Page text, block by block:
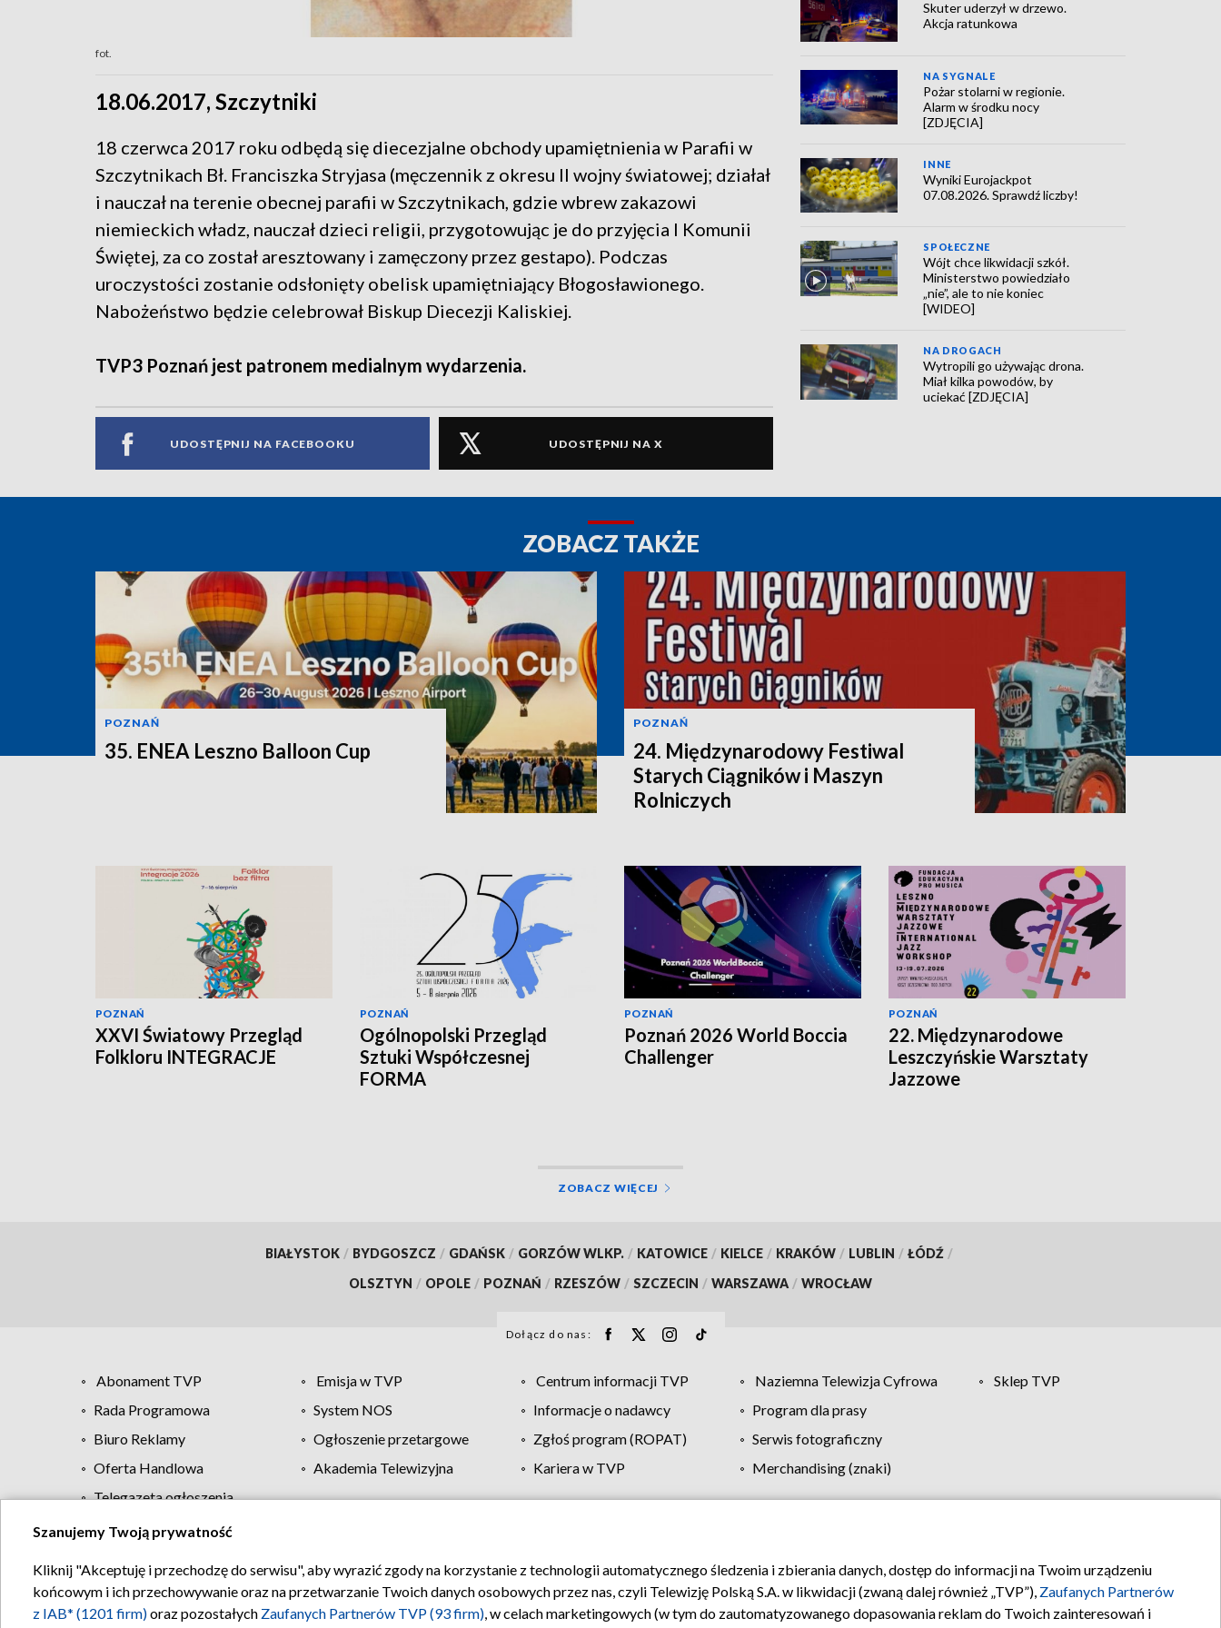
fot.
18.06.2017, Szczytniki
18 czerwca 2017 roku odbędą się diecezjalne obchody upamiętnienia w Parafii w
Szczytnikach Bł. Franciszka Stryjasa (męczennik z okresu II wojny światowej; działał
i nauczał na terenie obecnej parafii w Szczytnikach, gdzie wbrew zakazowi
niemieckich władz, nauczał dzieci religii, przygotowując je do przyjęcia I Komunii
Świętej, za co został aresztowany i zamęczony przez gestapo). Podczas
uroczystości zostanie odsłonięty obelisk upamiętniający Błogosławionego.
Nabożeństwo będzie celebrował Biskup Diecezji Kaliskiej.
TVP3 Poznań jest patronem medialnym wydarzenia.
UDOSTĘPNIJ NA FACEBOOKU UDOSTĘPNIJ NA X
Skuter uderzył w drzewo.
Akcja ratunkowa
NA SYGNALE
Pożar stolarni w regionie.
Alarm w środku nocy
[ZDJĘCIA]
INNE
Wyniki Eurojackpot
07.08.2026. Sprawdź liczby!
SPOŁECZNE
Wójt chce likwidacji szkół.
Ministerstwo powiedziało
„nie”, ale to nie koniec
[WIDEO]
NA DROGACH
Wytropili go używając drona.
Miał kilka powodów, by
uciekać [ZDJĘCIA]
ZOBACZ TAKŻE
POZNAŃ
35. ENEA Leszno Balloon Cup
POZNAŃ
24. Międzynarodowy Festiwal
Starych Ciągników i Maszyn
Rolniczych
POZNAŃ
XXVI Światowy Przegląd
Folkloru INTEGRACJE
POZNAŃ
Ogólnopolski Przegląd
Sztuki Współczesnej
FORMA
POZNAŃ
Poznań 2026 World Boccia
Challenger
POZNAŃ
22. Międzynarodowe
Leszczyńskie Warsztaty
Jazzowe
ZOBACZ WIĘCEJ
BIAŁYSTOK / BYDGOSZCZ / GDAŃSK / GORZÓW WLKP. / KATOWICE / KIELCE / KRAKÓW / LUBLIN / ŁÓDŹ /
OLSZTYN / OPOLE / POZNAŃ / RZESZÓW / SZCZECIN / WARSZAWA / WROCŁAW
Dołącz do nas:
Abonament TVP Emisja w TVP Centrum informacji TVP Naziemna Telewizja Cyfrowa
Sklep TVP
Rada Programowa
System NOS Informacje o nadawcy
Program dla prasy
Biuro Reklamy
Ogłoszenie przetargowe Zgłoś program (ROPAT)
Serwis fotograficzny
Oferta Handlowa
Akademia Telewizyjna Kariera w TVP
Merchandising (znaki)
Telegazeta ogłoszenia
Regulamin TVP Polityka prywatności Moje zgody Pomoc Biuro reklamy Kontakt
Szanujemy Twoją prywatność
Kliknij "Akceptuję i przechodzę do serwisu", aby wyrazić zgody na korzystanie z technologii automatycznego śledzenia i zbierania danych, dostęp do informacji na Twoim urządzeniu
końcowym i ich przechowywanie oraz na przetwarzanie Twoich danych osobowych przez nas, czyli Telewizję Polską S.A. w likwidacji (zwaną dalej również „TVP”), Zaufanych Partnerów
z IAB* (1201 firm)oraz pozostałych Zaufanych Partnerów TVP (93 firm), w celach marketingowych (w tym do zautomatyzowanego dopasowania reklam do Twoich zainteresowań i